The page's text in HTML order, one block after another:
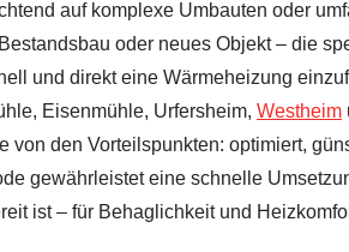
auf komplexe Umbauten oder
oder neues Objekt – die
und direkt eine Wärmeheizung
Eisenmühle, Urfersheim, Westheim
von den Vorteilspunkten: optimiert,
gewährleistet eine schnelle
ist – für Behaglichkeit und